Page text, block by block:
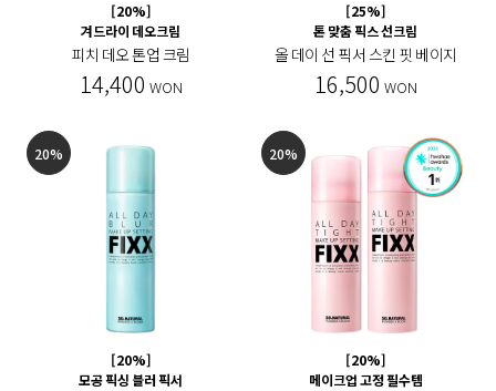
[20%]
겨드라이 데오크림
피치 데오 톤업 크림
14,400 WON
[25%]
톤 맞춤 픽스 선크림
올 데이 선 픽서 스킨 핏 베이지
16,500 WON
20%
[20%]
모공 픽싱 블러 픽서
20%
[20%]
메이크업 고정 필수템